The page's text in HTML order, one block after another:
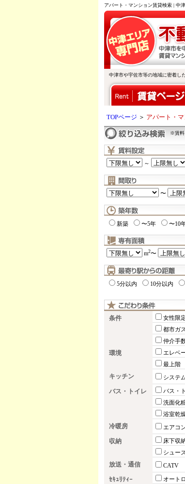
アパート・マンション賃貸検索 | 中
中津市や宇佐市等の地域に密着し
TOPページ ＞ アパート・
※賃料
～
〜
新築 〜5年 〜10
m2〜
5分以内 10分以内
条件 女性限
都市ガス
仲介手
環境 エレベ
最上階
キッチン システ
バス・トイレ バス・
洗面化
浴室乾
冷暖房 エアコ
収納 床下収
シュー
放送・通信 CATV
ｾｷｭﾘﾃｨｰ オート